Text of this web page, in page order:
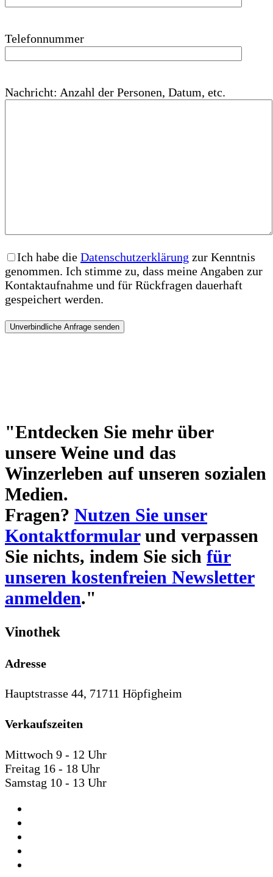
Telefonnummer
Nachricht: Anzahl der Personen, Datum, etc.
Ich habe die Datenschutzerklärung zur Kenntnis
genommen. Ich stimme zu, dass meine Angaben zur
Kontaktaufnahme und für Rückfragen dauerhaft
gespeichert werden.
"Entdecken Sie mehr über
unsere Weine und das
Winzerleben auf unseren sozialen
Medien.
Fragen? Nutzen Sie unser
Kontaktformularund verpassen
Sie nichts, indem Sie sich für
unseren kostenfreien Newsletter
anmelden."
Vinothek
Adresse
Hauptstrasse 44, 71711 Höpfigheim
Verkaufszeiten
Mittwoch 9 - 12 Uhr
Freitag 16 - 18 Uhr
Samstag 10 - 13 Uhr